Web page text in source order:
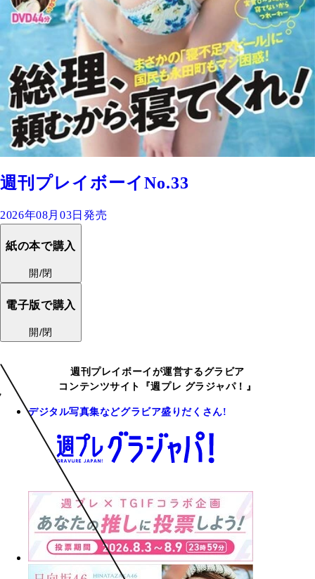
週刊プレイボーイNo.33
2026年08月03日発売
紙の本で購入
開/閉
電子版で購入
開/閉
週刊プレイボーイが運営するグラビア
コンテンツサイト『週プレ グラジャパ！』
デジタル写真集などグラビア盛りだくさん!